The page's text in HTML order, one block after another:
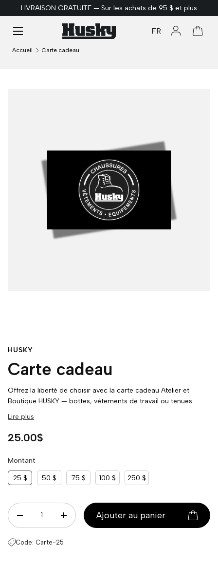
ALLER AU CONTENU
LIVRAISON GRATUITE — Sur les achats de 95 $ et plus
FR Se Panier
Menu
Accueil Carte cadeau
HUSKY
Carte cadeau
Offrez la liberté de choisir avec la carte cadeau Atelier et
Boutique HUSKY — bottes, vêtements de travail ou tenues
confort et performance, que ce soit pour le travail ou le
faut.
occasions.
Lire plus
Prix habituel
25.00$
Montant
25 $ 50 $ 75 $ 100 $ 250 $
Qté
DECREASE QUANTITYINCREASE QUANTITY
Ajouter au panier
Code: Carte-25